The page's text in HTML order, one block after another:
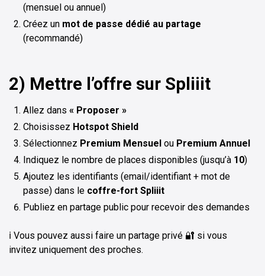
(mensuel ou annuel)
Créez un mot de passe dédié au partage
(recommandé)
2) Mettre l’offre sur Spliiit
Allez dans « Proposer »
Choisissez Hotspot Shield
Sélectionnez Premium Mensuel ou Premium Annuel
Indiquez le nombre de places disponibles (jusqu’à 10)
Ajoutez les identifiants (email/identifiant + mot de
passe) dans le coffre-fort Spliiit
Publiez en partage public pour recevoir des demandes
ℹ️ Vous pouvez aussi faire un partage privé 🔐 si vous
invitez uniquement des proches.